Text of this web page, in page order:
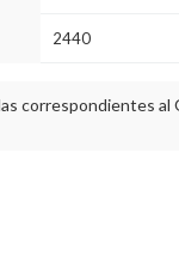
2440
correspondientes